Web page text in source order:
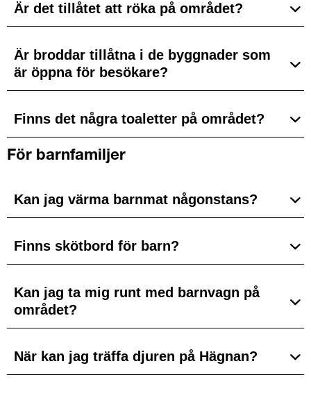
Är det tillåtet att röka på området?
Är broddar tillåtna i de byggnader som
är öppna för besökare?
Finns det några toaletter på området?
För barnfamiljer
Kan jag värma barnmat någonstans?
Finns skötbord för barn?
Kan jag ta mig runt med barnvagn på
området?
När kan jag träffa djuren på Hägnan?